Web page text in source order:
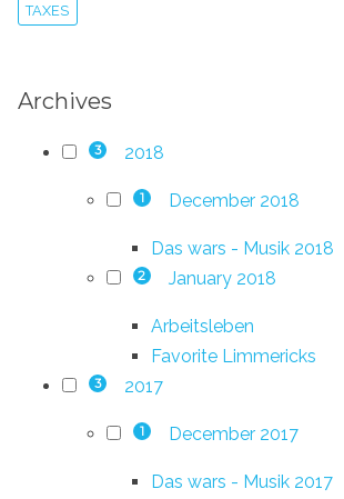
TAXES
Archives
3 2018
1 December 2018
Das wars - Musik 2018
2 January 2018
Arbeitsleben
Favorite Limmericks
3 2017
1 December 2017
Das wars - Musik 2017